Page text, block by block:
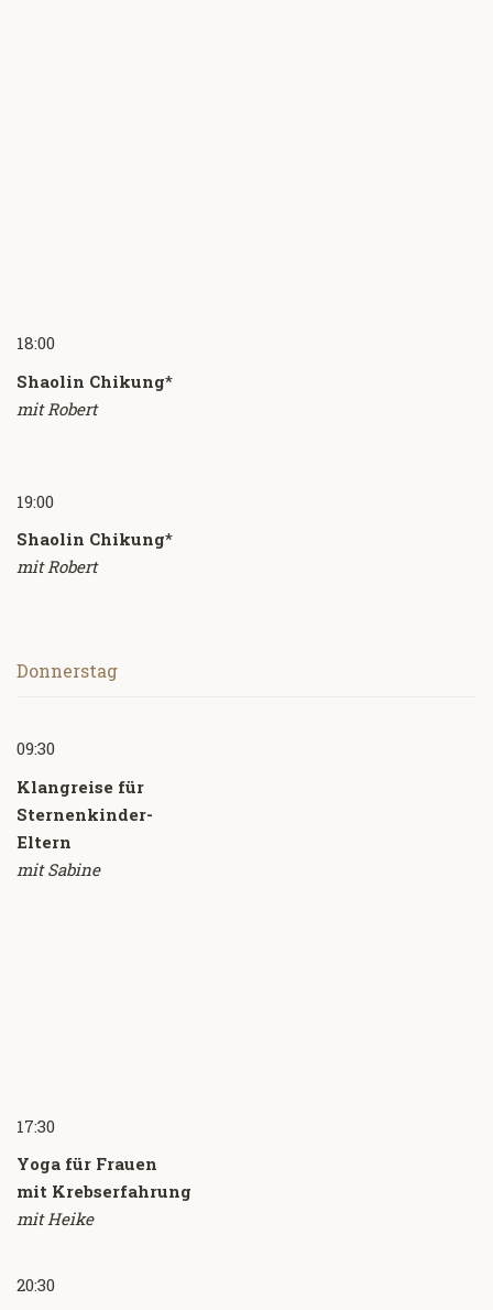
18:00
Shaolin Chikung*
mit Robert
19:00
Shaolin Chikung*
mit Robert
Donnerstag
09:30
Klangreise für
Sternenkinder-
Eltern
mit Sabine
17:30
Yoga für Frauen
mit Krebserfahrung
mit Heike
20:30